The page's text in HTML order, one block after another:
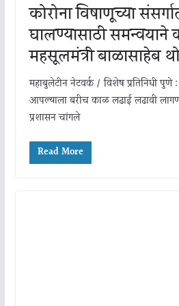
कोरोना विषाणूच्या
घालण्यासाठी समन्वयाने
महसूलमंत्री बाळासाहेब
महाबुलेटीन नेटवर्क / विशेष प्रतिनिधी पुणे
आपल्याला बरीच काळ लढाई लढावी
प्रशासन चांगले
Read More